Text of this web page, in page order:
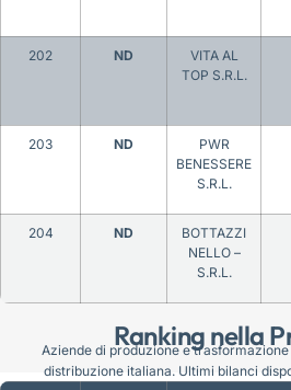
Ranking nella
202 ND
VITA AL
TOP S.R.L.
203 ND
PWR
BENESSERE
S.R.L.
204 ND
BOTTAZZI
NELLO –
S.R.L.
Aziende di produzione e
distribuzione italiana. Ultimi bilanci